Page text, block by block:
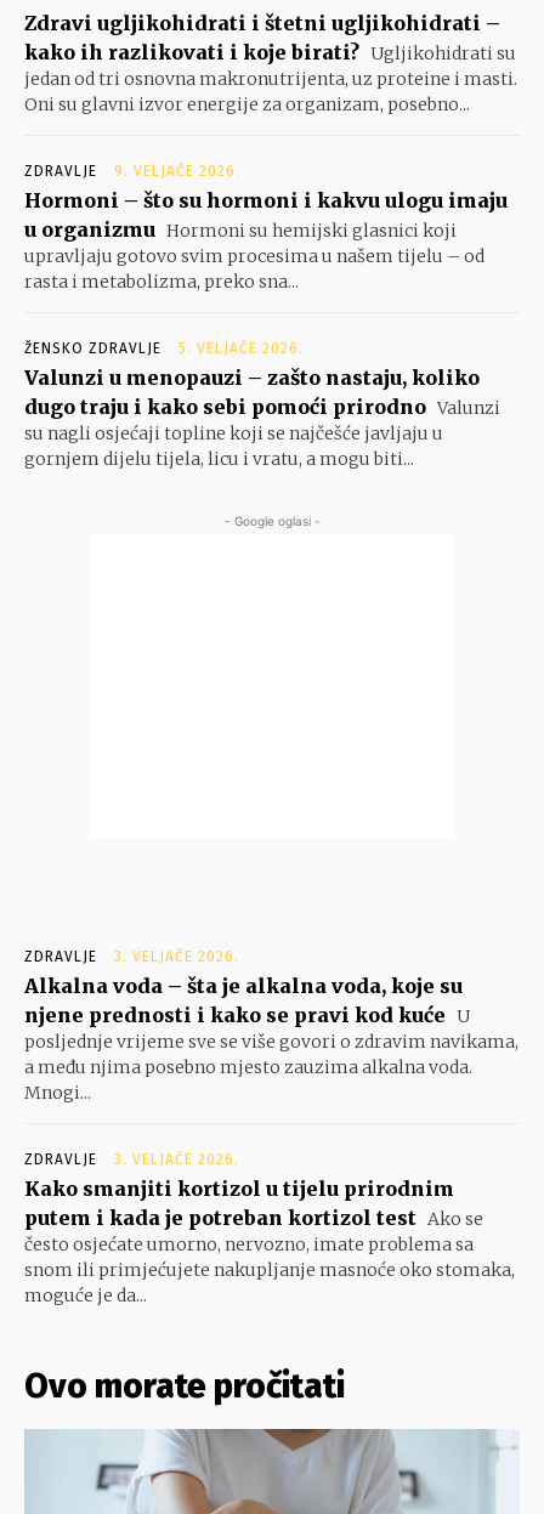
Zdravi ugljikohidrati i štetni ugljikohidrati –
kako ih razlikovati i koje birati? Ugljikohidrati su
jedan od tri osnovna makronutrijenta, uz proteine i masti.
Oni su glavni izvor energije za organizam, posebno...
ZDRAVLJE 9. VELJAČE 2026.
Hormoni – što su hormoni i kakvu ulogu imaju
u organizmu Hormoni su hemijski glasnici koji
upravljaju gotovo svim procesima u našem tijelu – od
rasta i metabolizma, preko sna...
ŽENSKO ZDRAVLJE 5. VELJAČE 2026.
Valunzi u menopauzi – zašto nastaju, koliko
dugo traju i kako sebi pomoći prirodno Valunzi
su nagli osjećaji topline koji se najčešće javljaju u
gornjem dijelu tijela, licu i vratu, a mogu biti...
- Google oglasi -
ZDRAVLJE 3. VELJAČE 2026.
Alkalna voda – šta je alkalna voda, koje su
njene prednosti i kako se pravi kod kuće U
posljednje vrijeme sve se više govori o zdravim navikama,
a među njima posebno mjesto zauzima alkalna voda.
Mnogi...
ZDRAVLJE 3. VELJAČE 2026.
Kako smanjiti kortizol u tijelu prirodnim
putem i kada je potreban kortizol test Ako se
često osjećate umorno, nervozno, imate problema sa
snom ili primjećujete nakupljanje masnoće oko stomaka,
moguće je da...
Ovo morate pročitati